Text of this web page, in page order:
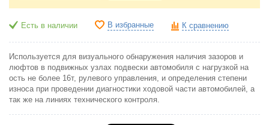
Есть в наличии В избранные К сравнению
Используется для визуального обнаружения наличия зазоров и
люфтов в подвижных узлах подвески автомобиля с нагрузкой на
ость не более 16т, рулевого управления, и определения степени
износа при проведении диагностики ходовой части автомобилей, а
так же на линиях технического контроля.